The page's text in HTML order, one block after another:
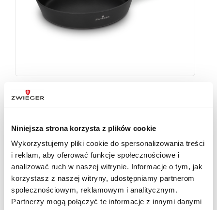
Niniejsza strona korzysta z plików cookie
Wykorzystujemy pliki cookie do spersonalizowania treści
i reklam, aby oferować funkcje społecznościowe i
analizować ruch w naszej witrynie. Informacje o tym, jak
korzystasz z naszej witryny, udostępniamy partnerom
społecznościowym, reklamowym i analitycznym.
Partnerzy mogą połączyć te informacje z innymi danymi